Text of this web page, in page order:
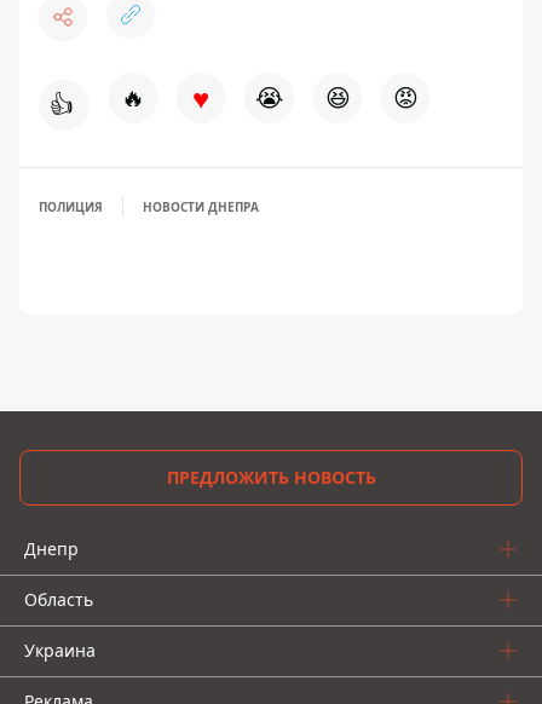
👍 🔥 ♥ 😭 😆 😡
ПОЛИЦИЯ НОВОСТИ ДНЕПРА
ПРЕДЛОЖИТЬ НОВОСТЬ
Днепр
Область
Украина